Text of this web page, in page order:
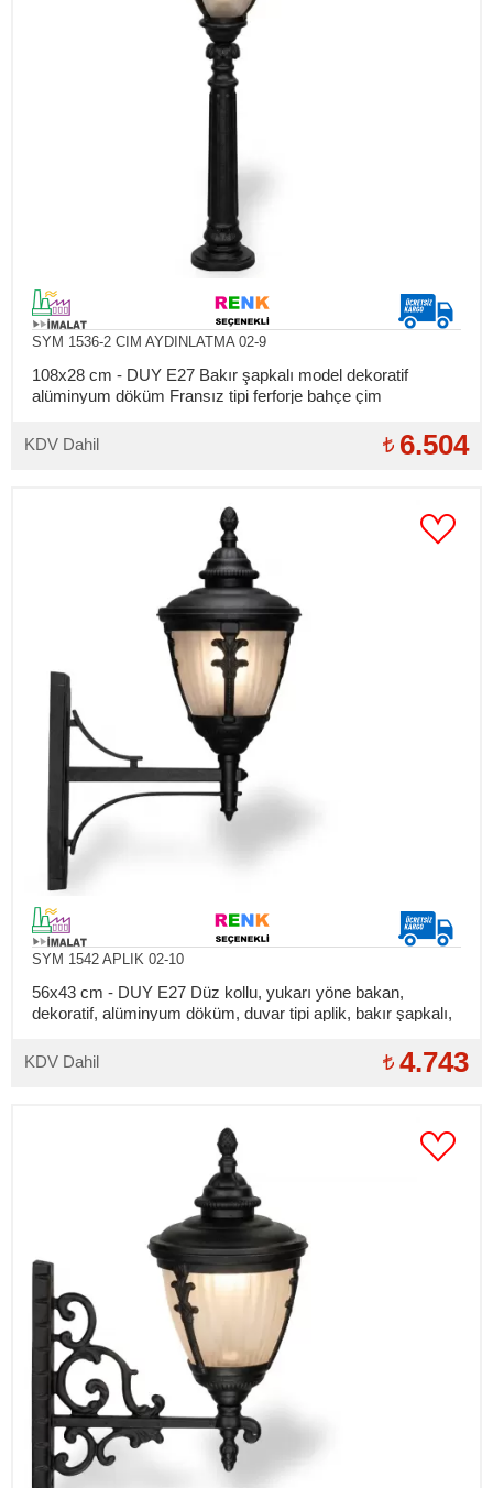
SYM 1536-2 CIM AYDINLATMA 02-9
108x28 cm - DUY E27 Bakır şapkalı model dekoratif
alüminyum döküm Fransız tipi ferforje bahçe çim
KDV Dahil
6.504
SYM 1542 APLIK 02-10
56x43 cm - DUY E27 Düz kollu, yukarı yöne bakan,
dekoratif, alüminyum döküm, duvar tipi aplik, bakır şapkalı,
KDV Dahil
4.743